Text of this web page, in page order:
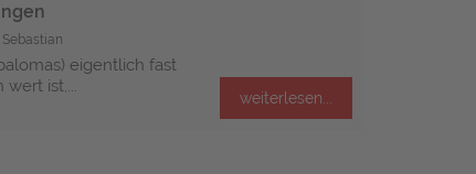
eigentlich fast
wert ist,...
weiterlesen...